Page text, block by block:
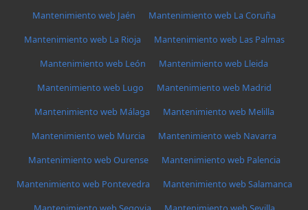
Mantenimiento web Jaén
Mantenimiento web La Coruña
Mantenimiento web La Rioja
Mantenimiento web Las Palmas
Mantenimiento web León
Mantenimiento web Lleida
Mantenimiento web Lugo
Mantenimiento web Madrid
Mantenimiento web Málaga
Mantenimiento web Melilla
Mantenimiento web Murcia
Mantenimiento web Navarra
Mantenimiento web Ourense
Mantenimiento web Palencia
Mantenimiento web Pontevedra
Mantenimiento web Salamanca